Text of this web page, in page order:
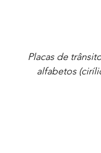
Placas de
alfabetos